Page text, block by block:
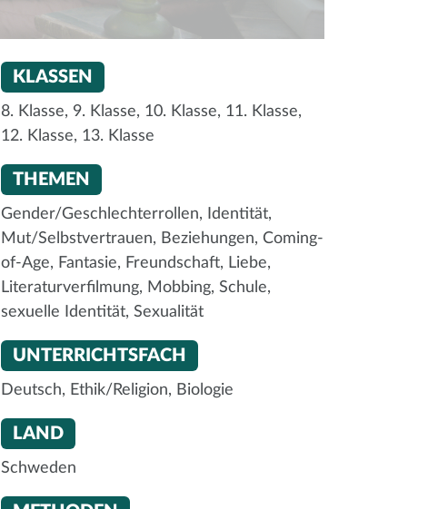
KLASSEN
8. Klasse, 9. Klasse, 10. Klasse, 11. Klasse,
12. Klasse, 13. Klasse
THEMEN
Gender/Geschlechterrollen,
Identität,
Mut/Selbstvertrauen, Beziehungen, Coming-
of-Age, Fantasie, Freundschaft, Liebe,
Literaturverfilmung, Mobbing, Schule,
sexuelle Identität, Sexualität
UNTERRICHTSFACH
Deutsch, Ethik/Religion, Biologie
LAND
Schweden